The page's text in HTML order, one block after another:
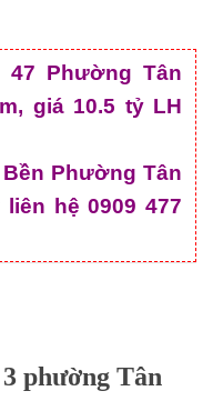
Phường Tân
giá 10.5 tỷ LH
Phường Tân
hệ 0909 477
phường Tân